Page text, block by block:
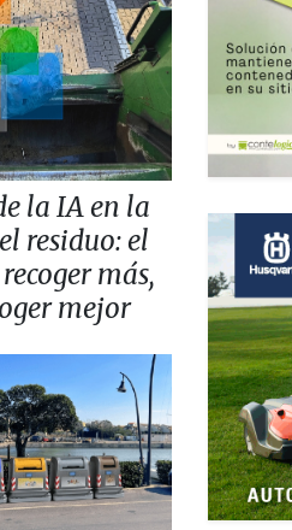
la IA en la
residuo: el
más,
mejor